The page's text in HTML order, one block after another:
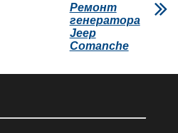
Ремонт
генератора
Jeep
Comanche